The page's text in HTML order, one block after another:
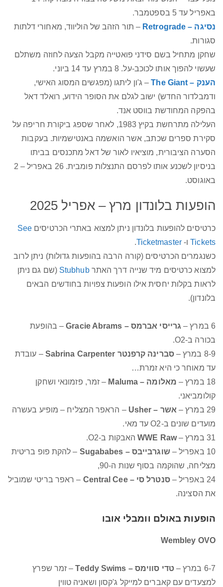
באפריל עד 5 בספטמבר.
נסיגה – Retrograde
– תור הזהב של הוליווד, מאחורי דלתות
סגורות.
שחקן מתחיל בשם סידני פואטייה מקבל הצעה לחוזה משתלם
שעשוי להפוך אותו לכוכב-על. 8 במרץ עד 14 ביוני.
הענק – The Giant
– ג'ון ליתגו (מפגשים המסוג האישי,
ודמבלדור החדש) ישוב לגלם את הסופר הידוע, רואלד דאל
בהפקה המחודשת בווסט אנד.
העלילה מתרחשת בקיץ 1983, לאחר שספג ביקורת חריפה על
סקירת ספרים שכתב, אשר הואשמה באנטישמיות. בעקבות
הסערה הציבורית, מוציאיו לאור של דאל מתכנסים בביתו
בניסיון לשכנע אותו לפרסם התנצלות פומבית. 26 באפריל – 2
באוגוסט.
הופעות בלונדון מרץ – אפריל 2025
כרטיסים להופעות בלונדון ניתן למצוא באתרי הכרטיסים See
Ticketsו-Ticketmaster
.
כשנגמרים הכרטיסים (קורה הרבה בהופעות גדולות) ניתן לרוב
למצוא כרטיסים מיד שנייה דרך האתרStubhub (שם גם ניתן
לראות בקלות יחסית אילו הופעות צפויות בחודשים הבאים
בלונדון).
6 במרץ – גרייסי אברמס – Gracie Abrams
– בהופעת
בכורה ב-O2.
8-9 במרץ –
סברינה קרפנטר Sabrina Carpenter
– עובדת
עד מאוחר כי היא זמרת…
18 במרץ –
מאלומה – Maluma
– זמר, פזמונאי ושחקן
קולומביאני.
29 במרץ –
אשר – Usher
– הראפר המצליח – מופיע בעשרה
מועדים שונים ב-O2 עד מאי.
31 במרץ –
WWE Rawהאבקות ב-O2.
10 באפריל –
שוגרבייבס – Sugababes
– להקת פופ בריטית
מצליחה, שהוקמה בסוף שנות ה-90,
24 באפריל –
סנטרל סי – Central Cee
– ראפר בריטי שמוביל
את הסצינה.
הופעות באולם וומבלי אובו
Wembley OVO
6-7 במרץ – טדי סווימס – Teddy Swims
– זמר שפרץ
למצעדים עם קאברים למייקל ג'קסון ושאניה טווין